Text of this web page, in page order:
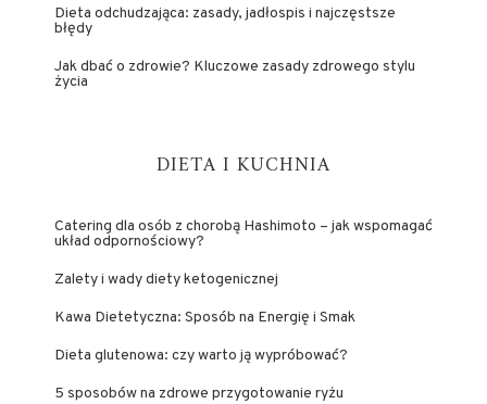
Dieta odchudzająca: zasady, jadłospis i najczęstsze
błędy
Jak dbać o zdrowie? Kluczowe zasady zdrowego stylu
życia
DIETA I KUCHNIA
Catering dla osób z chorobą Hashimoto – jak wspomagać
układ odpornościowy?
Zalety i wady diety ketogenicznej
Kawa Dietetyczna: Sposób na Energię i Smak
Dieta glutenowa: czy warto ją wypróbować?
5 sposobów na zdrowe przygotowanie ryżu